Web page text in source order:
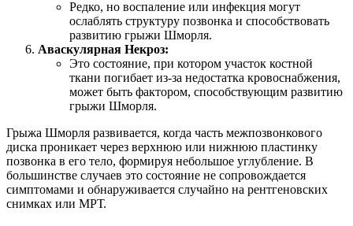
Редко, но воспаление или инфекция могут
ослаблять структуру позвонка и способствовать
развитию грыжи Шморля.
Аваскулярная Некроз:
Это состояние, при котором участок костной
ткани погибает из-за недостатка кровоснабжения,
может быть фактором, способствующим развитию
грыжи Шморля.
Грыжа Шморля развивается, когда часть межпозвонкового
диска проникает через верхнюю или нижнюю пластинку
позвонка в его тело, формируя небольшое углубление. В
большинстве случаев это состояние не сопровождается
симптомами и обнаруживается случайно на рентгеновских
снимках или МРТ.